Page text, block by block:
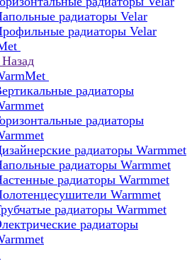
радиаторы Velar
радиаторы Velar
Назад
радиаторы
радиаторы
радиаторы Warmmet
радиаторы Warmmet
радиаторы Warmmet
Warmmet
радиаторы Warmmet
радиаторы